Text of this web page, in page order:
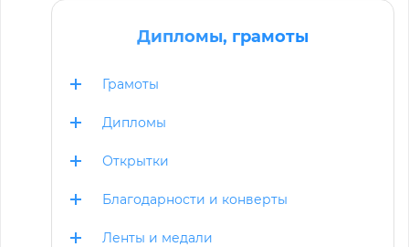
Дипломы, грамоты
Грамоты
Дипломы
Открытки
Благодарности и конверты
Ленты и медали